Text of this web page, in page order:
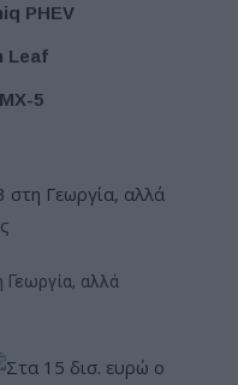
PHEV
Leaf
5
αλλά